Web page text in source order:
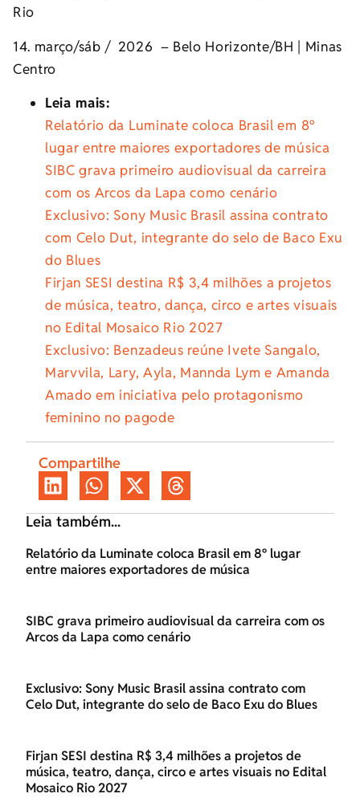
Rio
14. março/sáb / 2026 – Belo Horizonte/BH | Minas
Centro
Leia mais:
Relatório da Luminate coloca Brasil em 8º
lugar entre maiores exportadores de música
SIBC grava primeiro audiovisual da carreira
com os Arcos da Lapa como cenário
Exclusivo: Sony Music Brasil assina contrato
com Celo Dut, integrante do selo de Baco Exu
do Blues
Firjan SESI destina R$ 3,4 milhões a projetos
de música, teatro, dança, circo e artes visuais
no Edital Mosaico Rio 2027
Exclusivo: Benzadeus reúne Ivete Sangalo,
Marvvila, Lary, Ayla, Mannda Lym e Amanda
Amado em iniciativa pelo protagonismo
feminino no pagode
Compartilhe
Leia também...
Relatório da Luminate coloca Brasil em 8º lugar
entre maiores exportadores de música
SIBC grava primeiro audiovisual da carreira com os
Arcos da Lapa como cenário
Exclusivo: Sony Music Brasil assina contrato com
Celo Dut, integrante do selo de Baco Exu do Blues
Firjan SESI destina R$ 3,4 milhões a projetos de
música, teatro, dança, circo e artes visuais no Edital
Mosaico Rio 2027